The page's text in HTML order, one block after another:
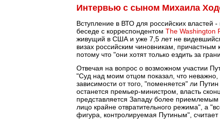
Интервью с сыном Михаила
Вступление в ВТО для российских властей
беседе с корреспондентом The Washington
живущий в США и уже 7,5 лет не
визах российским чиновникам,
потому что "они хотят только ездить за
Отвечая на вопрос о возможном участии
"Суд над моим отцом показал, что
зависимости от того, "поменяется" ли
останется премьер-министром, власть
представляется Западу более
лицо крайне отвратительного режима", а
фигура, контролируемая Путиным", считает